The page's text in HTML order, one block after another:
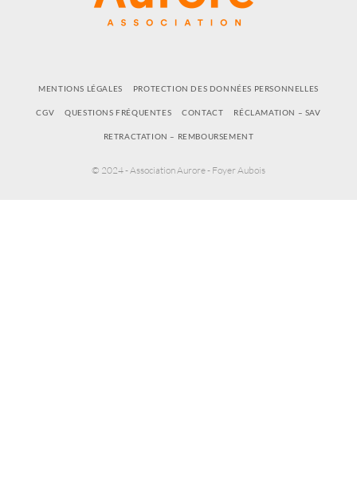
MENTIONS LÉGALES PROTECTION DES DONNÉES PERSONNELLES
CGV QUESTIONS FRÉQUENTES CONTACT RÉCLAMATION – SAV
RETRACTATION – REMBOURSEMENT
© 2024 - Association Aurore - Foyer Aubois